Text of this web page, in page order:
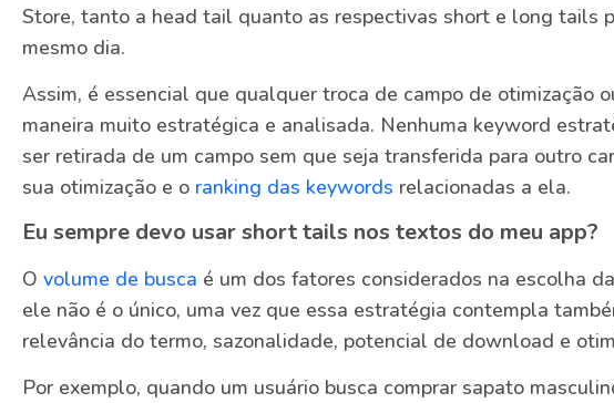
Store, tanto a head tail quanto as respectivas short e long tails
mesmo dia.
Assim, é essencial que qualquer troca de campo de otimização
maneira muito estratégica e analisada. Nenhuma keyword
ser retirada de um campo sem que seja transferida para outro
sua otimização e o ranking das keywords relacionadas a ela.
Eu sempre devo usar short tails nos textos do meu app?
O volume de busca é um dos fatores considerados na escolha
ele não é o único, uma vez que essa estratégia contempla
relevância do termo, sazonalidade, potencial de download e
Por exemplo, quando um usuário busca comprar sapato